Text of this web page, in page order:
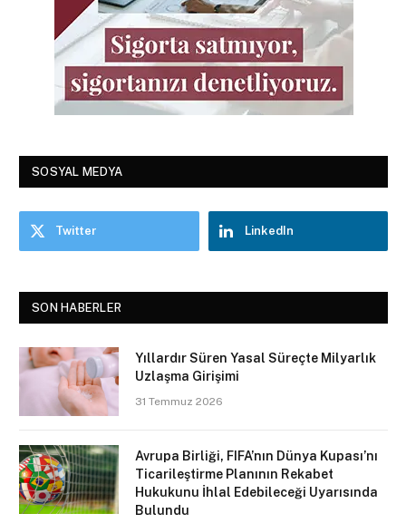
SOSYAL MEDYA
Twitter LinkedIn
SON HABERLER
Yıllardır Süren Yasal Süreçte Milyarlık
Uzlaşma Girişimi
31 Temmuz 2026
Avrupa Birliği, FIFA’nın Dünya Kupası’nı
Ticarileştirme Planının Rekabet
Hukukunu İhlal Edebileceği Uyarısında
Bulundu